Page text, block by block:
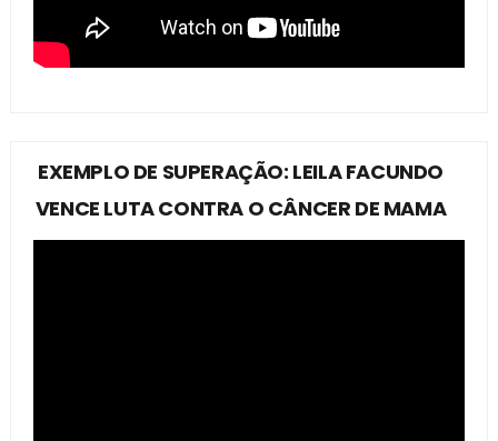
EXEMPLO DE SUPERAÇÃO: LEILA FACUNDO
VENCE LUTA CONTRA O CÂNCER DE MAMA